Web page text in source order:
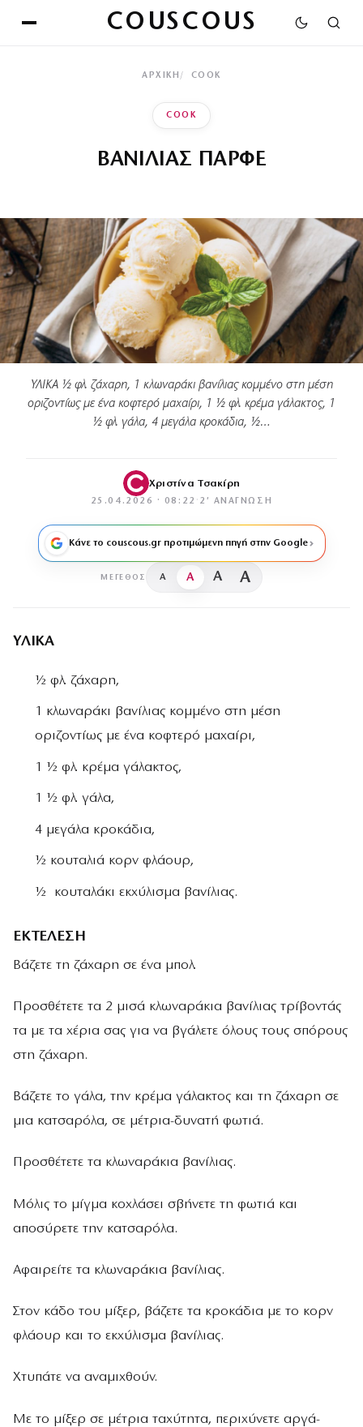
COUSCOUS
ΑΡΧΙΚΉ COOK
COOK
ΒΑΝΙΛΙΑΣ ΠΑΡΦΕ
ΥΛΙΚΑ ½ φλ. ζάχαρη, 1 κλωναράκι βανίλιας κοµµένο στη µέση
οριζοντίως µε ένα κοφτερό µαχαίρι, 1 ½ φλ. κρέµα γάλακτος, 1
½ φλ. γάλα, 4 µεγάλα κροκάδια, ½…
Χριστίνα Τσακίρη
25.04.2026 · 08:22 · 2′ ΑΝΆΓΝΩΣΗ
Κάνε το couscous.gr προτιμώμενη πηγή στην Google
ΜΈΓΕΘΟΣ A A A A
ΥΛΙΚΑ
½ φλ. ζάχαρη,
1 κλωναράκι βανίλιας κοµµένο στη µέση
οριζοντίως µε ένα κοφτερό µαχαίρι,
1 ½ φλ. κρέµα γάλακτος,
1 ½ φλ. γάλα,
4 µεγάλα κροκάδια,
½ κουταλιά κορν φλάουρ,
½ κουταλάκι εκχύλισµα βανίλιας.
ΕΚΤΕΛΕΣΗ
Βάζετε τη ζάχαρη σε ένα µπολ.
Προσθέτετε τα 2 µισά κλωναράκια βανίλιας τρίβοντάς
τα µε τα χέρια σας για να βγάλετε όλους τους σπόρους
στη ζάχαρη.
Βάζετε το γάλα, την κρέµα γάλακτος και τη ζάχαρη σε
µια κατσαρόλα, σε µέτρια-δυνατή φωτιά.
Προσθέτετε τα κλωναράκια βανίλιας.
Μόλις το µίγµα κοχλάσει σβήνετε τη φωτιά και
αποσύρετε την κατσαρόλα.
Αφαιρείτε τα κλωναράκια βανίλιας.
Στον κάδο του µίξερ, βάζετε τα κροκάδια µε το κορν
φλάουρ και το εκχύλισµα βανίλιας.
Χτυπάτε να αναµιχθούν.
Με το µίξερ σε µέτρια ταχύτητα, περιχύνετε αργά-